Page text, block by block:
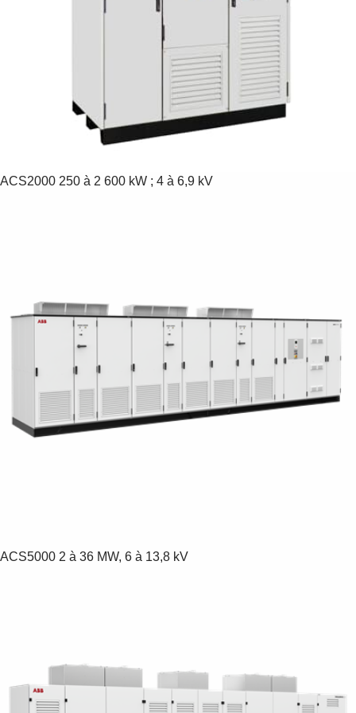
ACS2000 250 à 2 600 kW ; 4 à 6,9 kV
ACS5000 2 à 36 MW, 6 à 13,8 kV